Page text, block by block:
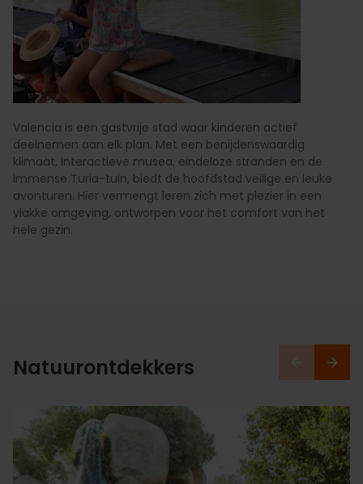
Valencia is een gastvrije stad waar kinderen actief
deelnemen aan elk plan. Met een benijdenswaardig
klimaat, interactieve musea, eindeloze stranden en de
immense Turia-tuin, biedt de hoofdstad veilige en leuke
avonturen. Hier vermengt leren zich met plezier in een
vlakke omgeving, ontworpen voor het comfort van het
hele gezin.
Natuurontdekkers